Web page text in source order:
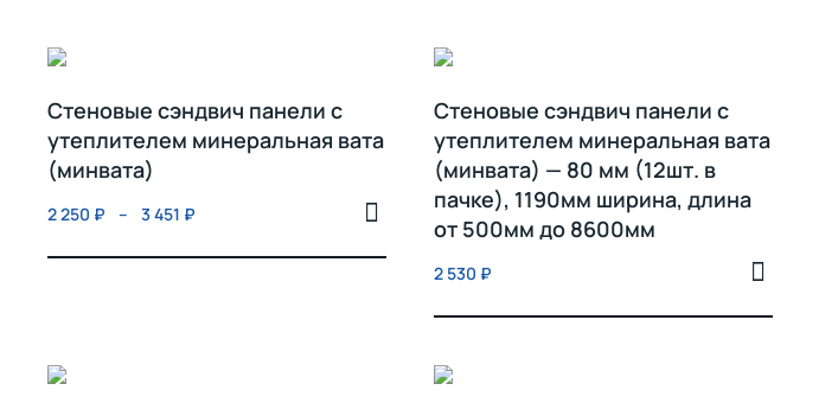
Стеновые сэндвич панели с
утеплителем минеральная вата
(минвата)
2 250 ₽ – 3 451 ₽
Стеновые сэндвич панели с
утеплителем минеральная вата
(минвата) — 80 мм (12шт. в
пачке), 1190мм ширина, длина
от 500мм до 8600мм
2 530 ₽